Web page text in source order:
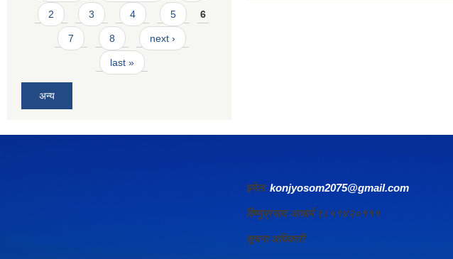
2 3 4 5 6
7 8 next ›
last »
अन्य
इमेल: konjyosom2075@gmail.com
विष्णुप्रसाद आचार्य ९८५१४२०१११
सूचना अधिकारी